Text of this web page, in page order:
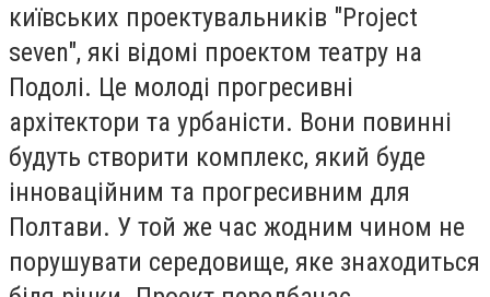
київських проектувальників "Project
seven", які відомі проектом театру на
Подолі. Це молоді прогресивні
архітектори та урбаністи. Вони повинні
будуть створити комплекс, який буде
інноваційним та прогресивним для
Полтави. У той же час жодним чином не
порушувати середовище, яке знаходиться